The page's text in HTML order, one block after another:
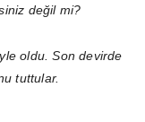
değil mi?
oldu. Son devirde
tuttular.